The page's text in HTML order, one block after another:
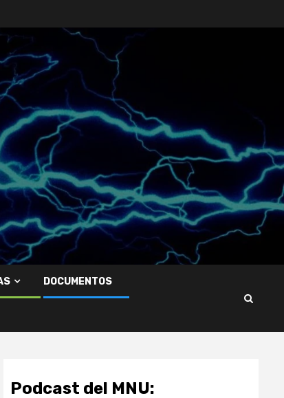
DOCUMENTOS
Podcast del MNU: